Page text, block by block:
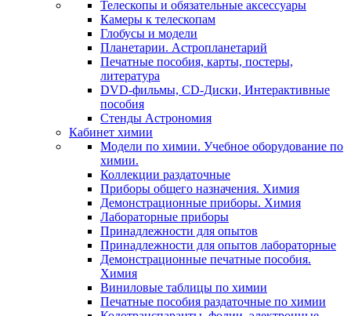
Телескопы и обязательные аксессуары
Камеры к телескопам
Глобусы и модели
Планетарии. Астропланетарий
Печатные пособия, карты, постеры,
литература
DVD-фильмы, CD-Диски, Интерактивные
пособия
Стенды Астрономия
Кабинет химии
Модели по химии. Учебное оборудование по
химии.
Коллекции раздаточные
Приборы общего назначения. Химия
Демонстрационные приборы. Химия
Лабораторные приборы
Принадлежности для опытов
Принадлежности для опытов лабораторные
Демонстрационные печатные пособия.
Химия
Виниловые таблицы по химии
Печатные пособия раздаточные по химии